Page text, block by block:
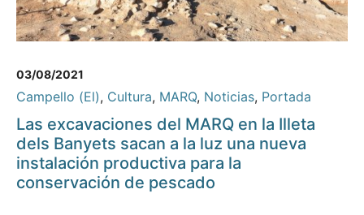
03/08/2021
Campello (El), Cultura, MARQ, Noticias, Portada
Las excavaciones del MARQ en la Illeta
dels Banyets sacan a la luz una nueva
instalación productiva para la
conservación de pescado